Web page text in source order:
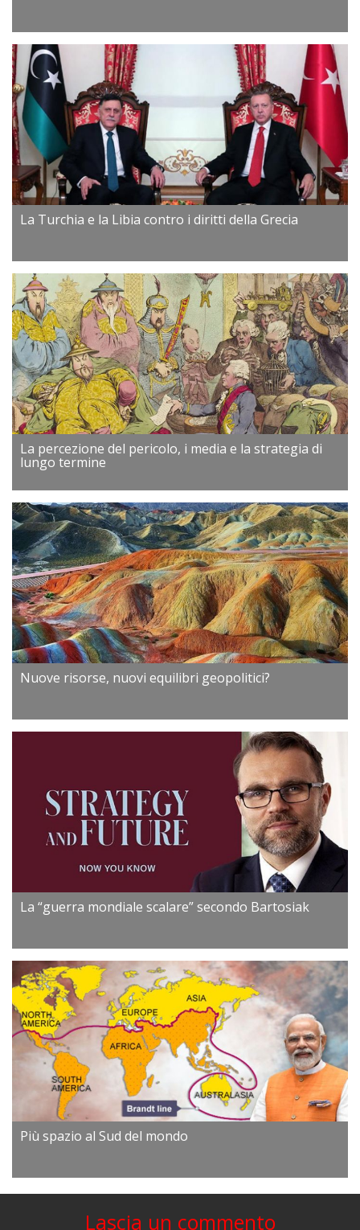
La Turchia e la Libia contro i diritti della Grecia
La percezione del pericolo, i media e la strategia di
lungo termine
Nuove risorse, nuovi equilibri geopolitici?
La “guerra mondiale scalare” secondo Bartosiak
Più spazio al Sud del mondo
Lascia un commento